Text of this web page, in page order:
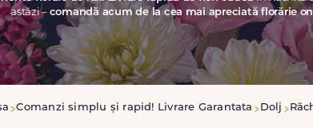
astăzi – comandă acum de la cea mai apreciată florărie
Comanzi simplu și rapid! Livrare Garantata Dolj